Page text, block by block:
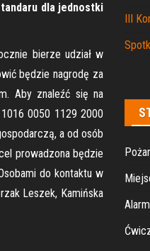
dla jednostki
bierze udział w
będzie nagrodę za
Aby znaleźć się na
0050 1129 2000
a od osób
prowadzona będzie
do kontaktu w
Leszek, Kamińska
III